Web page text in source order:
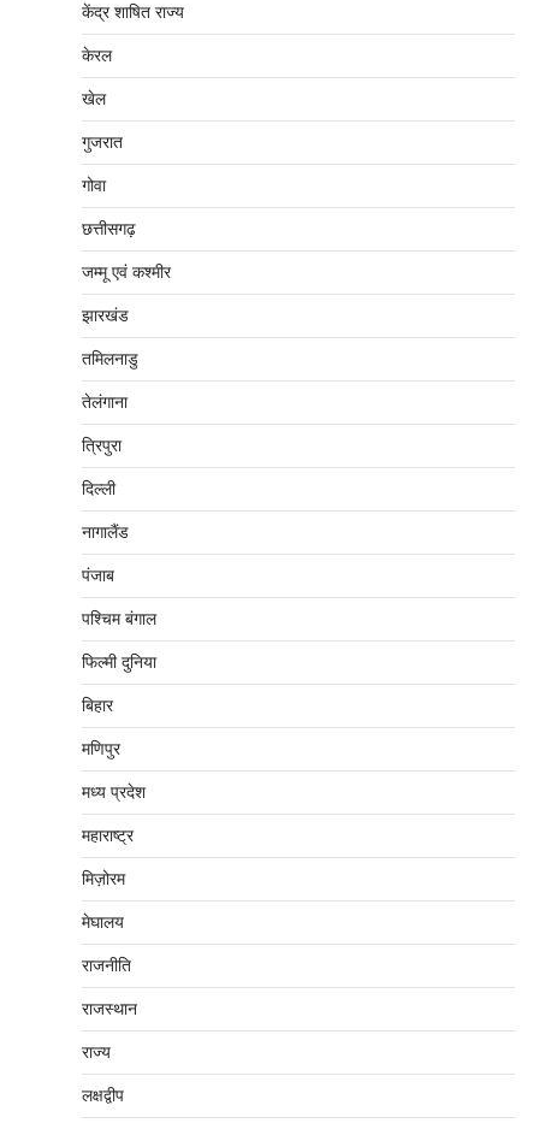
केंद्र शाषित राज्य
केरल
खेल
गुजरात
गोवा
छत्तीसगढ़
जम्‍मू एवं कश्‍मीर
झारखंड
तमिलनाडु
तेलंगाना
त्रिपुरा
दिल्‍ली
नागालैंड
पंजाब
पश्चिम बंगाल
फिल्मी दुनिया
बिहार
मणिपुर
मध्‍य प्रदेश
महाराष्‍ट्र
मिज़ोरम
मेघालय
राजनीति
राजस्थान
राज्य
लक्षद्वीप